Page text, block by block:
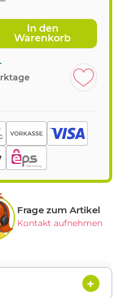
In den
Warenkorb
Frage zum Artikel
Kontakt aufnehmen